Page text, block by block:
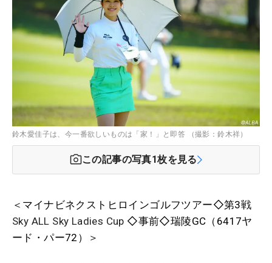
鈴木愛佳子は、今一番欲しいものは「家！」と即答 （撮影：鈴木祥）
この記事の写真1枚を見る
＜マイナビネクストヒロインゴルフツアー◇第3戦
Sky ALL Sky Ladies Cup ◇事前◇瑞陵GC（6417ヤ
ード・パー72）＞